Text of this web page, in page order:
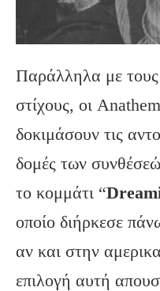
Παράλληλα με τους
στίχους, οι
δοκιμάσουν τις
δομές των
το κομμάτι “
οποίο διήρκεσε
αν και στην
επιλογή αυτή